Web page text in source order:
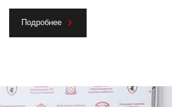
Подробнее